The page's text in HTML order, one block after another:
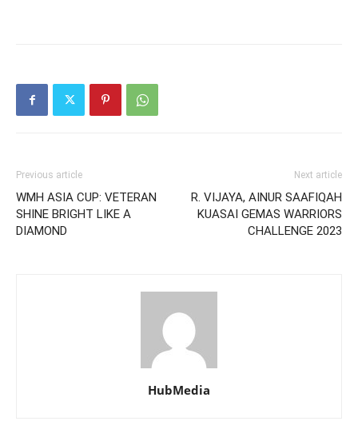
Previous article
WMH ASIA CUP: VETERAN
SHINE BRIGHT LIKE A
DIAMOND
Next article
R. VIJAYA, AINUR SAAFIQAH
KUASAI GEMAS WARRIORS
CHALLENGE 2023
HubMedia